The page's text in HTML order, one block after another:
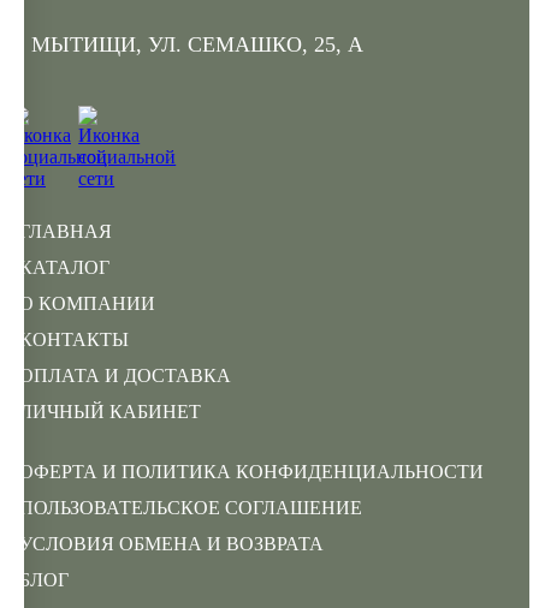
ГЛАВНАЯ
КАТАЛОГ
О КОМПАНИИ
КОНТАКТЫ
ОПЛАТА И ДОСТАВКА
ЛИЧНЫЙ КАБИНЕТ
ОФЕРТА И ПОЛИТИКА КОНФИДЕНЦИАЛЬНОСТИ
ПОЛЬЗОВАТЕЛЬСКОЕ СОГЛАШЕНИЕ
УСЛОВИЯ ОБМЕНА И ВОЗВРАТА
БЛОГ
Г. МЫТИЩИ, УЛ. СЕМАШКО, 25, А